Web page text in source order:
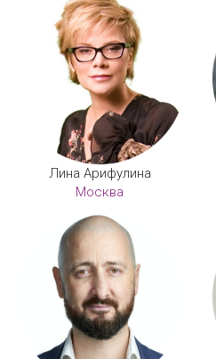
Лина Арифулина
Москва